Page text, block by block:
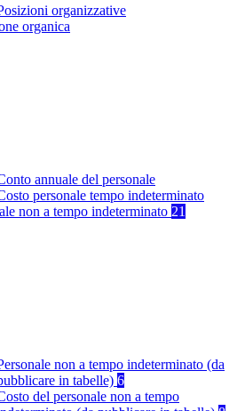
organizzative
organica
annuale del personale
personale tempo indeterminato
non a tempo indeterminato 21
non a tempo indeterminato (da
in tabelle) 6
del personale non a tempo